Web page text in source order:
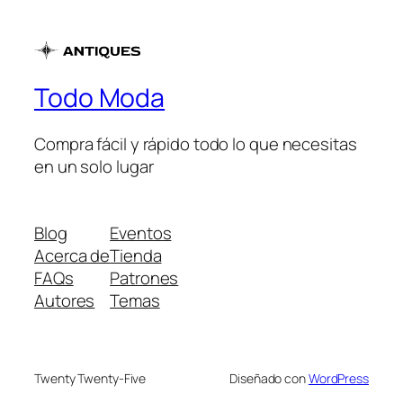
Todo Moda
Compra fácil y rápido todo lo que necesitas
en un solo lugar
Blog
Acerca de
FAQs
Autores
Eventos
Tienda
Patrones
Temas
Twenty Twenty-Five Diseñado conWordPress